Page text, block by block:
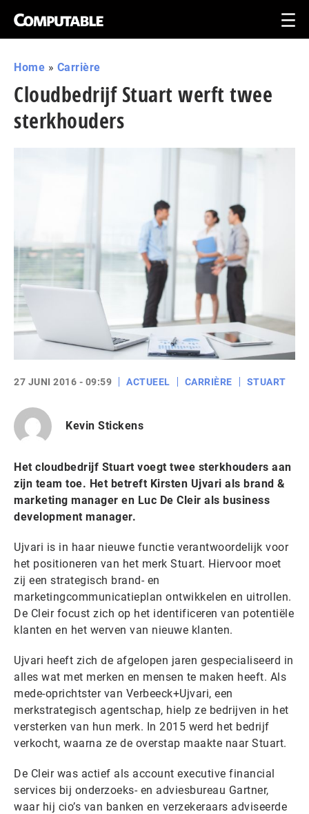
Home » Carrière
Cloudbedrijf Stuart werft twee
sterkhouders
27 JUNI 2016 - 09:59 ACTUEEL CARRIÈRE STUART
Kevin Stickens
Het cloudbedrijf Stuart voegt twee sterkhouders aan
zijn team toe. Het betreft Kirsten Ujvari als brand &
marketing manager en Luc De Cleir als business
development manager.
Ujvari is in haar nieuwe functie verantwoordelijk voor
het positioneren van het merk Stuart. Hiervoor moet
zij een strategisch brand- en
marketingcommunicatieplan ontwikkelen en uitrollen.
De Cleir focust zich op het identificeren van potentiële
klanten en het werven van nieuwe klanten.
Ujvari heeft zich de afgelopen jaren gespecialiseerd in
alles wat met merken en mensen te maken heeft. Als
mede-oprichtster van Verbeeck+Ujvari, een
merkstrategisch agentschap, hielp ze bedrijven in het
versterken van hun merk. In 2015 werd het bedrijf
verkocht, waarna ze de overstap maakte naar Stuart.
De Cleir was actief als account executive financial
services bij onderzoeks- en adviesbureau Gartner,
waar hij cio’s van banken en verzekeraars adviseerde